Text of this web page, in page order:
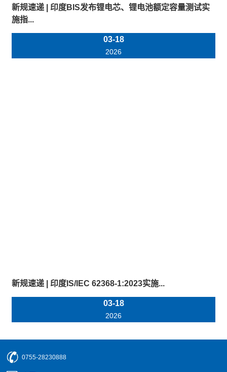
新规速递 | 印度BIS发布锂电芯、锂电池额定容量测试实
施指...
03-18
2026
新规速递 | 印度IS/IEC 62368-1:2023实施...
03-18
2026
0755-28230888